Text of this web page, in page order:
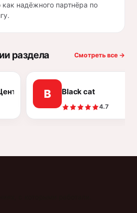
надёжного партнёра по
раздела Смотреть все →
ООО B Black cat
4.7